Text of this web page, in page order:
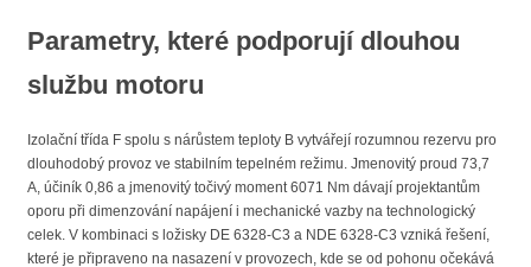
Parametry, které podporují dlouhou
službu motoru
Izolační třída F spolu s nárůstem teploty B vytvářejí rozumnou rezervu pro
dlouhodobý provoz ve stabilním tepelném režimu. Jmenovitý proud 73,7
A, účiník 0,86 a jmenovitý točivý moment 6071 Nm dávají projektantům
oporu při dimenzování napájení i mechanické vazby na technologický
celek. V kombinaci s ložisky DE 6328-C3 a NDE 6328-C3 vzniká řešení,
které je připraveno na nasazení v provozech, kde se od pohonu očekává